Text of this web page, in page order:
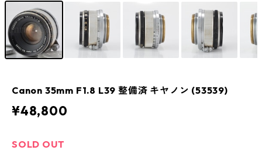
Canon 35mm F1.8 L39 整備済 キヤノン (53539)
¥48,800
SOLD OUT